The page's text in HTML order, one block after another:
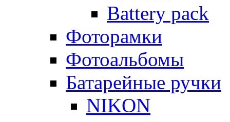
Battery pack
Фоторамки
Фотоальбомы
Батарейные ручки
NIKON